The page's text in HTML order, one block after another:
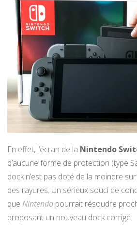
En effet, l’écran de la Nintendo
d’aucune forme de protection (type
dock n’est pas doté de la moindre
des rayures. Un sérieux souci de
que Nintendo pourrait résoudre
proposant un nouveau dock corrigé.